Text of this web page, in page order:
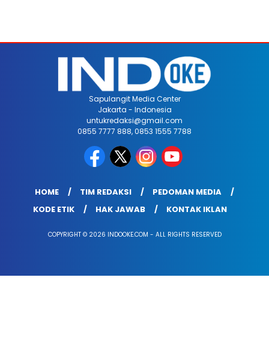
Sapulangit Media Center
Jakarta - Indonesia
untukredaksi@gmail.com
0855 7777 888, 0853 1555 7788
HOME TIM REDAKSI
PEDOMAN MEDIA
KODE ETIK
HAK JAWAB KONTAK IKLAN
COPYRIGHT © 2026 INDOOKE.COM - ALL RIGHTS RESERVED